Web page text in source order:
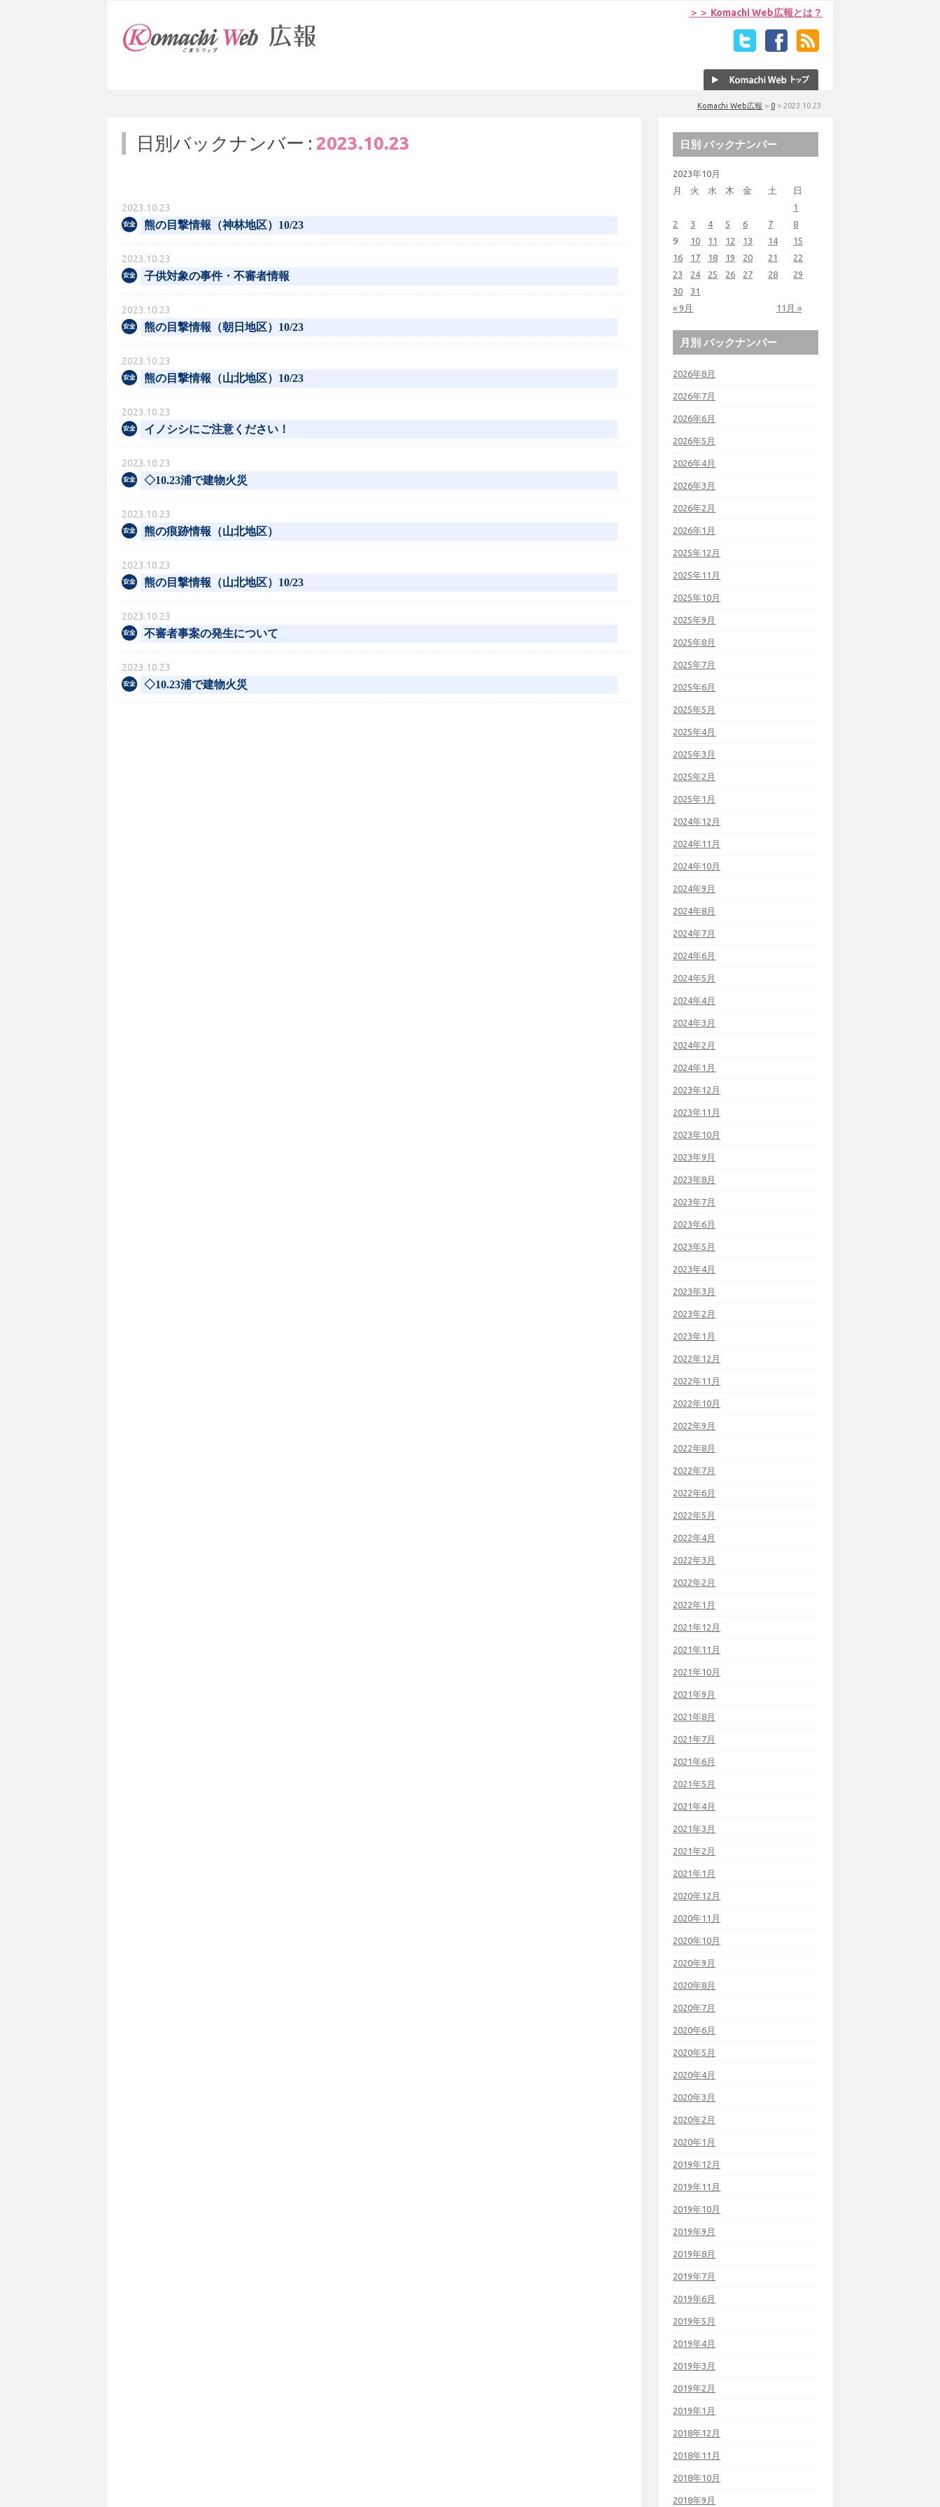
＞＞ Komachi Web広報とは？
Komachi Web広報 > 0 > 2023.10.23
日別バックナンバー : 2023.10.23
2023.10.23
熊の目撃情報（神林地区）10/23
2023.10.23
子供対象の事件・不審者情報
2023.10.23
熊の目撃情報（朝日地区）10/23
2023.10.23
熊の目撃情報（山北地区）10/23
2023.10.23
イノシシにご注意ください！
2023.10.23
◇10.23浦で建物火災
2023.10.23
熊の痕跡情報（山北地区）
2023.10.23
熊の目撃情報（山北地区）10/23
2023.10.23
不審者事案の発生について
2023.10.23
◇10.23浦で建物火災
日別 バックナンバー
2023年10月
月
火 水 木 金 土 日
« 9月 11月 »
1
2
3 4 5 6 7
8
9
10 11 12 13 14
15
16
17 18 19 20 21
22
23
24 25 26 27 28
29
30
31
月別 バックナンバー
2026年8月
2026年7月
2026年6月
2026年5月
2026年4月
2026年3月
2026年2月
2026年1月
2025年12月
2025年11月
2025年10月
2025年9月
2025年8月
2025年7月
2025年6月
2025年5月
2025年4月
2025年3月
2025年2月
2025年1月
2024年12月
2024年11月
2024年10月
2024年9月
2024年8月
2024年7月
2024年6月
2024年5月
2024年4月
2024年3月
2024年2月
2024年1月
2023年12月
2023年11月
2023年10月
2023年9月
2023年8月
2023年7月
2023年6月
2023年5月
2023年4月
2023年3月
2023年2月
2023年1月
2022年12月
2022年11月
2022年10月
2022年9月
2022年8月
2022年7月
2022年6月
2022年5月
2022年4月
2022年3月
2022年2月
2022年1月
2021年12月
2021年11月
2021年10月
2021年9月
2021年8月
2021年7月
2021年6月
2021年5月
2021年4月
2021年3月
2021年2月
2021年1月
2020年12月
2020年11月
2020年10月
2020年9月
2020年8月
2020年7月
2020年6月
2020年5月
2020年4月
2020年3月
2020年2月
2020年1月
2019年12月
2019年11月
2019年10月
2019年9月
2019年8月
2019年7月
2019年6月
2019年5月
2019年4月
2019年3月
2019年2月
2019年1月
2018年12月
2018年11月
2018年10月
2018年9月